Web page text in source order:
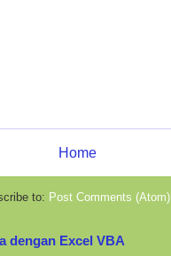
Home
to: Post Comments (Atom)
dengan Excel VBA